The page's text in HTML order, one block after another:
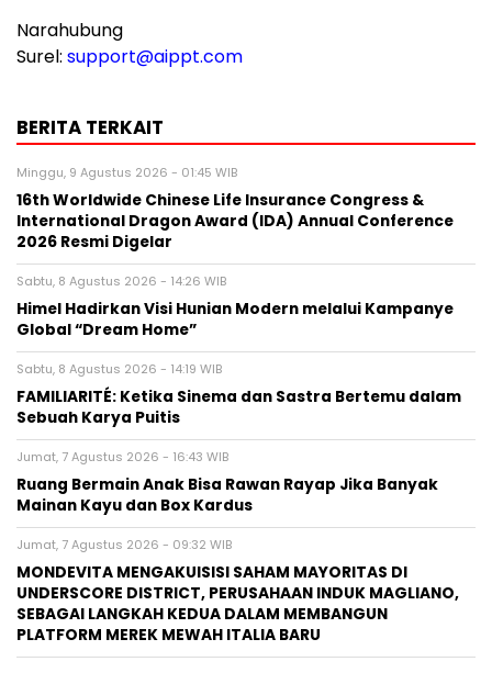
Narahubung
Surel: support@aippt.com
BERITA TERKAIT
Minggu, 9 Agustus 2026 - 01:45 WIB
16th Worldwide Chinese Life Insurance Congress &
International Dragon Award (IDA) Annual Conference
2026 Resmi Digelar
Sabtu, 8 Agustus 2026 - 14:26 WIB
Himel Hadirkan Visi Hunian Modern melalui Kampanye
Global “Dream Home”
Sabtu, 8 Agustus 2026 - 14:19 WIB
FAMILIARITÉ: Ketika Sinema dan Sastra Bertemu dalam
Sebuah Karya Puitis
Jumat, 7 Agustus 2026 - 16:43 WIB
Ruang Bermain Anak Bisa Rawan Rayap Jika Banyak
Mainan Kayu dan Box Kardus
Jumat, 7 Agustus 2026 - 09:32 WIB
MONDEVITA MENGAKUISISI SAHAM MAYORITAS DI
UNDERSCORE DISTRICT, PERUSAHAAN INDUK MAGLIANO,
SEBAGAI LANGKAH KEDUA DALAM MEMBANGUN
PLATFORM MEREK MEWAH ITALIA BARU